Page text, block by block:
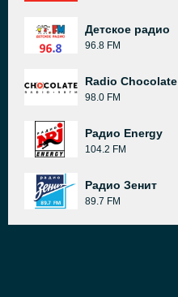
Детское радио
96.8 FM
Radio Chocolate
98.0 FM
Радио Energy
104.2 FM
Радио Зенит
89.7 FM